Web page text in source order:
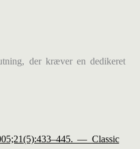
der kræver en dedikeret
— Classic